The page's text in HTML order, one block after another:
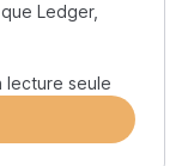
Ledger,
lecture seule